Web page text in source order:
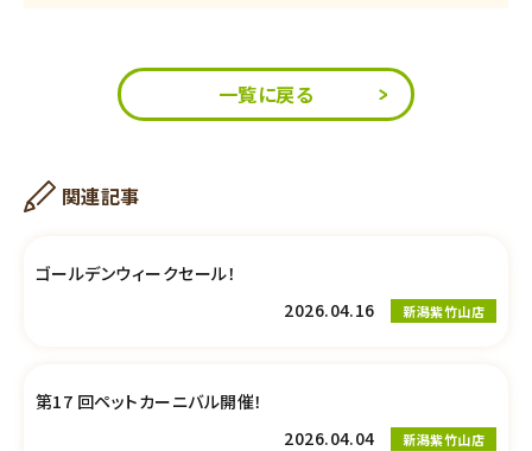
一覧に戻る
関連記事
ゴールデンウィークセール！
2026.04.16
新潟紫竹山店
第17 回ペットカーニバル開催！
2026.04.04
新潟紫竹山店